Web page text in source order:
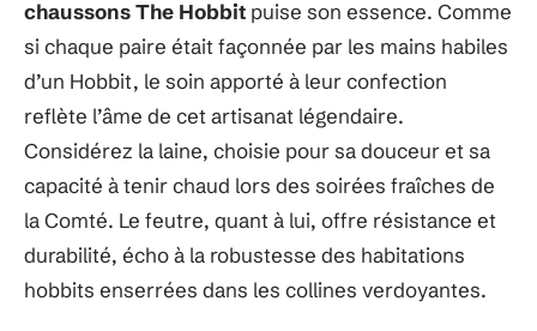
chaussons The Hobbit puise son essence. Comme
si chaque paire était façonnée par les mains habiles
d’un Hobbit, le soin apporté à leur confection
reflète l’âme de cet artisanat légendaire.
Considérez la laine, choisie pour sa douceur et sa
capacité à tenir chaud lors des soirées fraîches de
la Comté. Le feutre, quant à lui, offre résistance et
durabilité, écho à la robustesse des habitations
hobbits enserrées dans les collines verdoyantes.